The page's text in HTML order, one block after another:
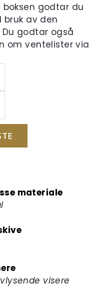
boksen godtar du
av den
godtar også
om ventelister via
materiale
visere